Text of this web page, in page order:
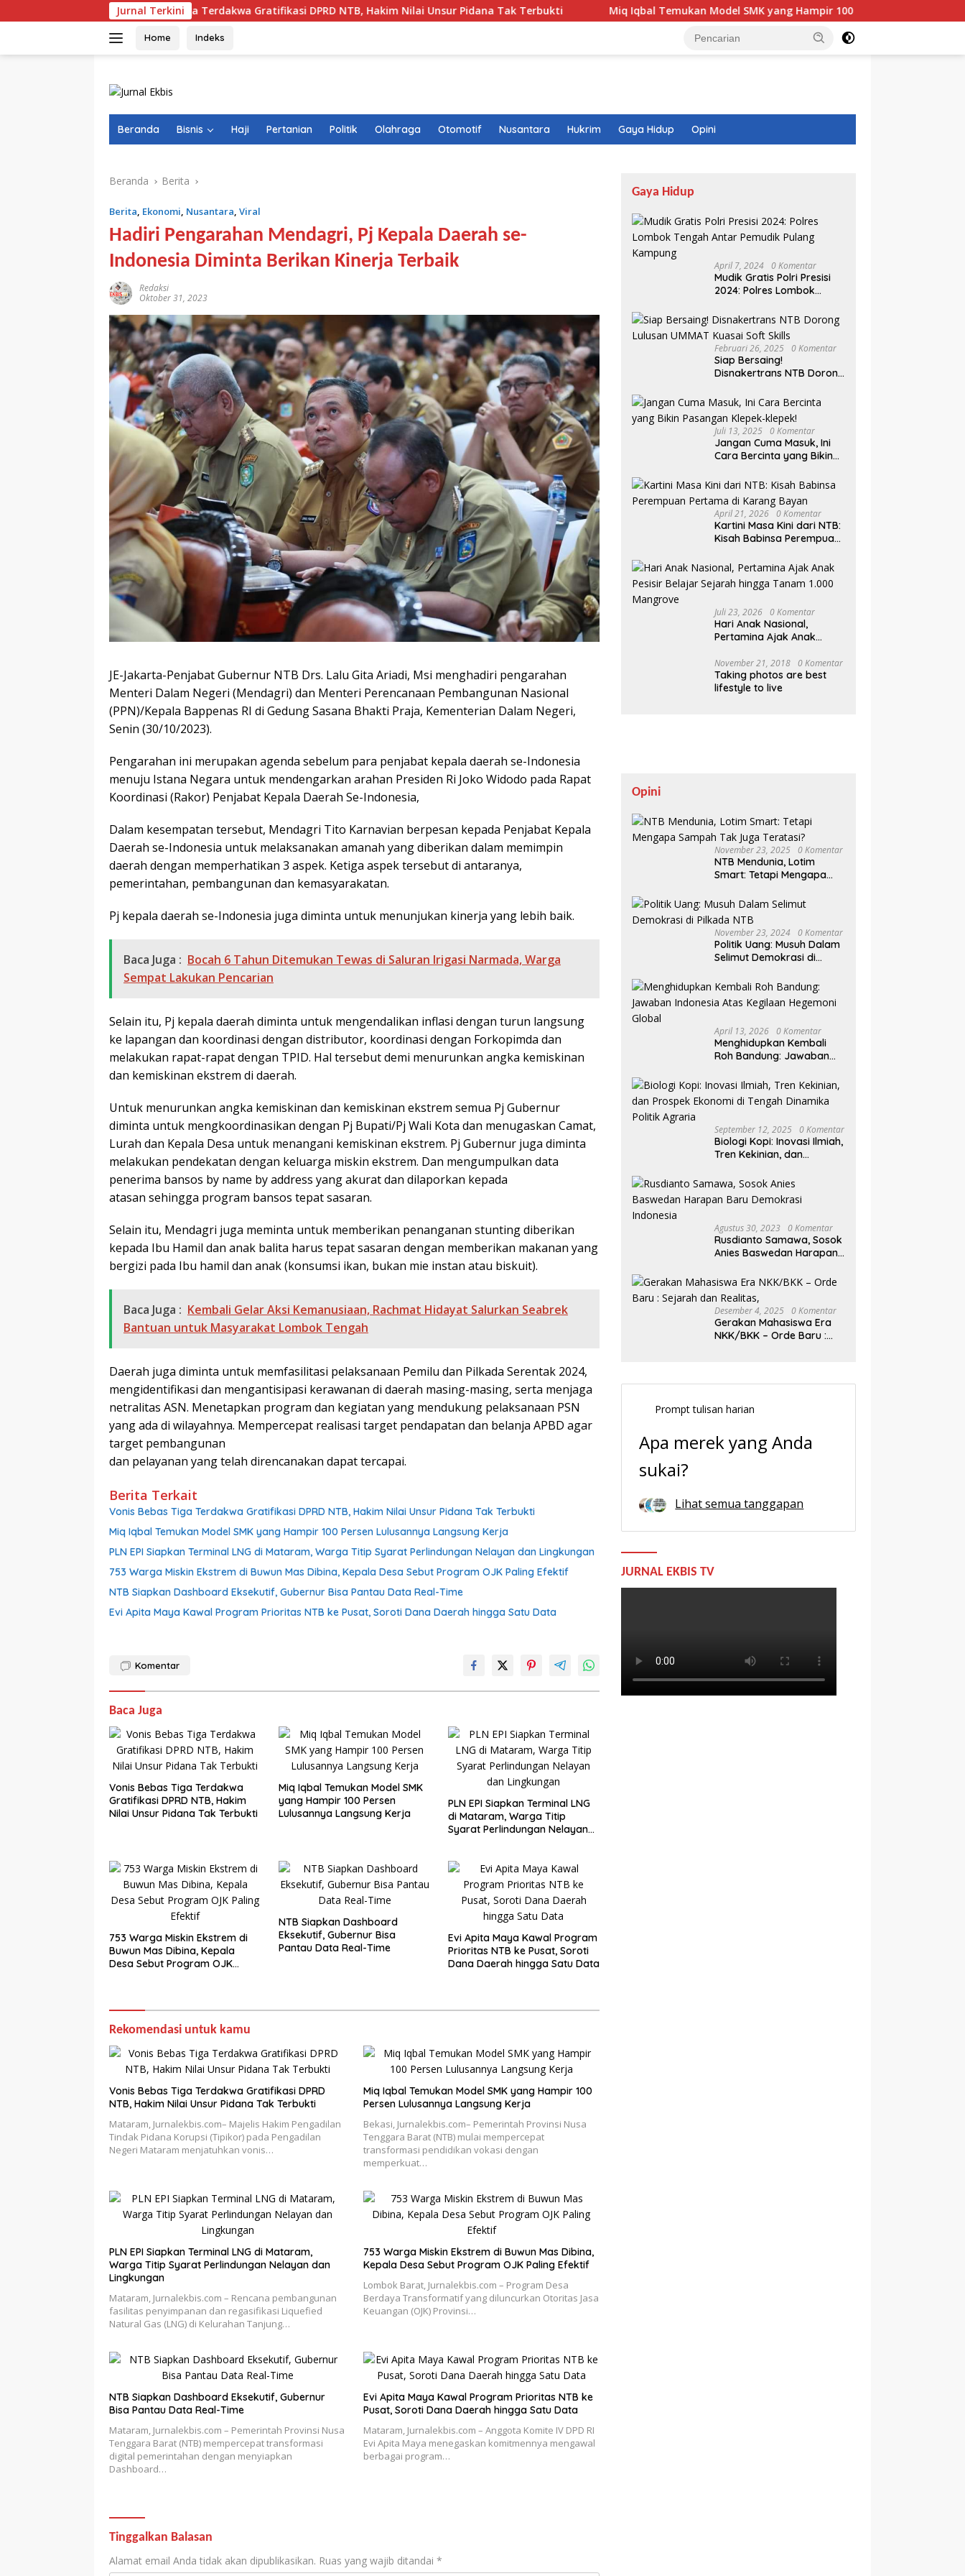
ke
Jurnal Terkini
Vonis Bebas Tiga Terdakwa Gratifikasi DPRD NTB, Hakim Nilai Unsur Pidana Tak Terbukti Miq Iqbal Temukan Model SMK yang Hampir 100 Persen Lulusannya Langsung Kerja
Home Indeks
Beranda Bisnis Haji Pertanian Politik Olahraga Otomotif Nusantara Hukrim Gaya Hidup Opini
Beranda Berita
Berita, Ekonomi, Nusantara, Viral
Hadiri Pengarahan Mendagri, Pj Kepala Daerah se-
Indonesia Diminta Berikan Kinerja Terbaik
Redaksi
Oktober 31, 2023
JE-Jakarta-Penjabat Gubernur NTB Drs. Lalu Gita Ariadi, Msi menghadiri pengarahan
Menteri Dalam Negeri (Mendagri) dan Menteri Perencanaan Pembangunan Nasional
(PPN)/Kepala Bappenas RI di Gedung Sasana Bhakti Praja, Kementerian Dalam Negeri,
Senin (30/10/2023).
Pengarahan ini merupakan agenda sebelum para penjabat kepala daerah se-Indonesia
menuju Istana Negara untuk mendengarkan arahan Presiden Ri Joko Widodo pada Rapat
Koordinasi (Rakor) Penjabat Kepala Daerah Se-Indonesia,
Dalam kesempatan tersebut, Mendagri Tito Karnavian berpesan kepada Penjabat Kepala
Daerah se-Indonesia untuk melaksanakan amanah yang diberikan dalam memimpin
daerah dengan memperhatikan 3 aspek. Ketiga aspek tersebut di antaranya,
pemerintahan, pembangunan dan kemasyarakatan.
Pj kepala daerah se-Indonesia juga diminta untuk menunjukan kinerja yang lebih baik.
Baca Juga : Bocah 6 Tahun Ditemukan Tewas di Saluran Irigasi Narmada, Warga
Sempat Lakukan Pencarian
Selain itu, Pj kepala daerah diminta untuk mengendalikan inflasi dengan turun langsung
ke lapangan dan koordinasi dengan distributor, koordinasi dengan Forkopimda dan
melakukan rapat-rapat dengan TPID. Hal tersebut demi menurunkan angka kemiskinan
dan kemiskinan ekstrem di daerah.
Untuk menurunkan angka kemiskinan dan kemiskinan ekstrem semua Pj Gubernur
diminta untuk mengkoordinasikan dengan Pj Bupati/Pj Wali Kota dan menugaskan Camat,
Lurah dan Kepala Desa untuk menangani kemiskinan ekstrem. Pj Gubernur juga diminta
melakukan pendekatan dengan keluarga miskin ekstrem. Dan mengumpulkan data
penerima bansos by name by address yang akurat dan dilaporkan kepada
atasan sehingga program bansos tepat sasaran.
Selain itu, Mendagri juga meminta untuk memberikan penanganan stunting diberikan
kepada Ibu Hamil dan anak balita harus tepat sasaran dengan memberikan makanan yang
bergizi pada Ibu hamil dan anak (konsumsi ikan, bukan mie instan atau biskuit).
Baca Juga : Kembali Gelar Aksi Kemanusiaan, Rachmat Hidayat Salurkan Seabrek
Bantuan untuk Masyarakat Lombok Tengah
Daerah juga diminta untuk memfasilitasi pelaksanaan Pemilu dan Pilkada Serentak 2024,
mengidentifikasi dan mengantisipasi kerawanan di daerah masing-masing, serta menjaga
netralitas ASN. Menetapkan program dan kegiatan yang mendukung pelaksanaan PSN
yang ada di wilayahnya. Mempercepat realisasi target pendapatan dan belanja APBD agar
target pembangunan
dan pelayanan yang telah direncanakan dapat tercapai.
Berita Terkait
Vonis Bebas Tiga Terdakwa Gratifikasi DPRD NTB, Hakim Nilai Unsur Pidana Tak Terbukti
Miq Iqbal Temukan Model SMK yang Hampir 100 Persen Lulusannya Langsung Kerja
PLN EPI Siapkan Terminal LNG di Mataram, Warga Titip Syarat Perlindungan Nelayan dan Lingkungan
753 Warga Miskin Ekstrem di Buwun Mas Dibina, Kepala Desa Sebut Program OJK Paling Efektif
NTB Siapkan Dashboard Eksekutif, Gubernur Bisa Pantau Data Real-Time
Evi Apita Maya Kawal Program Prioritas NTB ke Pusat, Soroti Dana Daerah hingga Satu Data
Komentar
Baca Juga
Vonis Bebas Tiga Terdakwa
Gratifikasi DPRD NTB, Hakim
Nilai Unsur Pidana Tak Terbukti
Miq Iqbal Temukan Model SMK
yang Hampir 100 Persen
Lulusannya Langsung Kerja
PLN EPI Siapkan Terminal LNG
di Mataram, Warga Titip
Syarat Perlindungan Nelayan
753 Warga Miskin Ekstrem di
Buwun Mas Dibina, Kepala
Desa Sebut Program OJK
NTB Siapkan Dashboard
Eksekutif, Gubernur Bisa
Pantau Data Real-Time
Evi Apita Maya Kawal Program
Prioritas NTB ke Pusat, Soroti
Dana Daerah hingga Satu Data
Rekomendasi untuk kamu
Vonis Bebas Tiga Terdakwa Gratifikasi DPRD
NTB, Hakim Nilai Unsur Pidana Tak Terbukti
Mataram, Jurnalekbis.com– Majelis Hakim Pengadilan
Tindak Pidana Korupsi (Tipikor) pada Pengadilan
Negeri Mataram menjatuhkan vonis…
Miq Iqbal Temukan Model SMK yang Hampir 100
Persen Lulusannya Langsung Kerja
Bekasi, Jurnalekbis.com– Pemerintah Provinsi Nusa
Tenggara Barat (NTB) mulai mempercepat
transformasi pendidikan vokasi dengan
memperkuat…
PLN EPI Siapkan Terminal LNG di Mataram,
Warga Titip Syarat Perlindungan Nelayan dan
Lingkungan
Mataram, Jurnalekbis.com – Rencana pembangunan
fasilitas penyimpanan dan regasifikasi Liquefied
Natural Gas (LNG) di Kelurahan Tanjung…
753 Warga Miskin Ekstrem di Buwun Mas Dibina,
Kepala Desa Sebut Program OJK Paling Efektif
Lombok Barat, Jurnalekbis.com – Program Desa
Berdaya Transformatif yang diluncurkan Otoritas Jasa
Keuangan (OJK) Provinsi…
NTB Siapkan Dashboard Eksekutif, Gubernur
Bisa Pantau Data Real-Time
Mataram, Jurnalekbis.com – Pemerintah Provinsi Nusa
Tenggara Barat (NTB) mempercepat transformasi
digital pemerintahan dengan menyiapkan
Dashboard…
Evi Apita Maya Kawal Program Prioritas NTB ke
Pusat, Soroti Dana Daerah hingga Satu Data
Mataram, Jurnalekbis.com – Anggota Komite IV DPD RI
Evi Apita Maya menegaskan komitmennya mengawal
berbagai program…
Tinggalkan Balasan
Alamat email Anda tidak akan dipublikasikan. Ruas yang wajib ditandai *
Gaya Hidup
April 7, 2024 0 Komentar
Mudik Gratis Polri Presisi
2024: Polres Lombok
Pulang Kampung
Februari 26, 2025 0 Komentar
Siap Bersaing!
Disnakertrans NTB Dorong
Soft Skills
Juli 13, 2025 0 Komentar
Jangan Cuma Masuk, Ini
Cara Bercinta yang Bikin
April 21, 2026 0 Komentar
Kartini Masa Kini dari NTB:
Kisah Babinsa Perempuan
Juli 23, 2026 0 Komentar
Hari Anak Nasional,
Pertamina Ajak Anak
hingga Tanam 1.000
Mangrove
November 21, 2018 0 Komentar
Taking photos are best
lifestyle to live
Opini
November 23, 2025 0 Komentar
NTB Mendunia, Lotim
Smart: Tetapi Mengapa
Teratasi?
November 23, 2024 0 Komentar
Politik Uang: Musuh Dalam
Selimut Demokrasi di
April 13, 2026 0 Komentar
Menghidupkan Kembali
Roh Bandung: Jawaban
Hegemoni Global
September 12, 2025 0 Komentar
Biologi Kopi: Inovasi Ilmiah,
Tren Kekinian, dan
Tengah Dinamika Politik
Agraria
Agustus 30, 2023 0 Komentar
Rusdianto Samawa, Sosok
Anies Baswedan Harapan
Desember 4, 2025 0 Komentar
Gerakan Mahasiswa Era
NKK/BKK – Orde Baru :
Prompt tulisan harian
Apa merek yang Anda
sukai?
Lihat semua tanggapan
JURNAL EKBIS TV